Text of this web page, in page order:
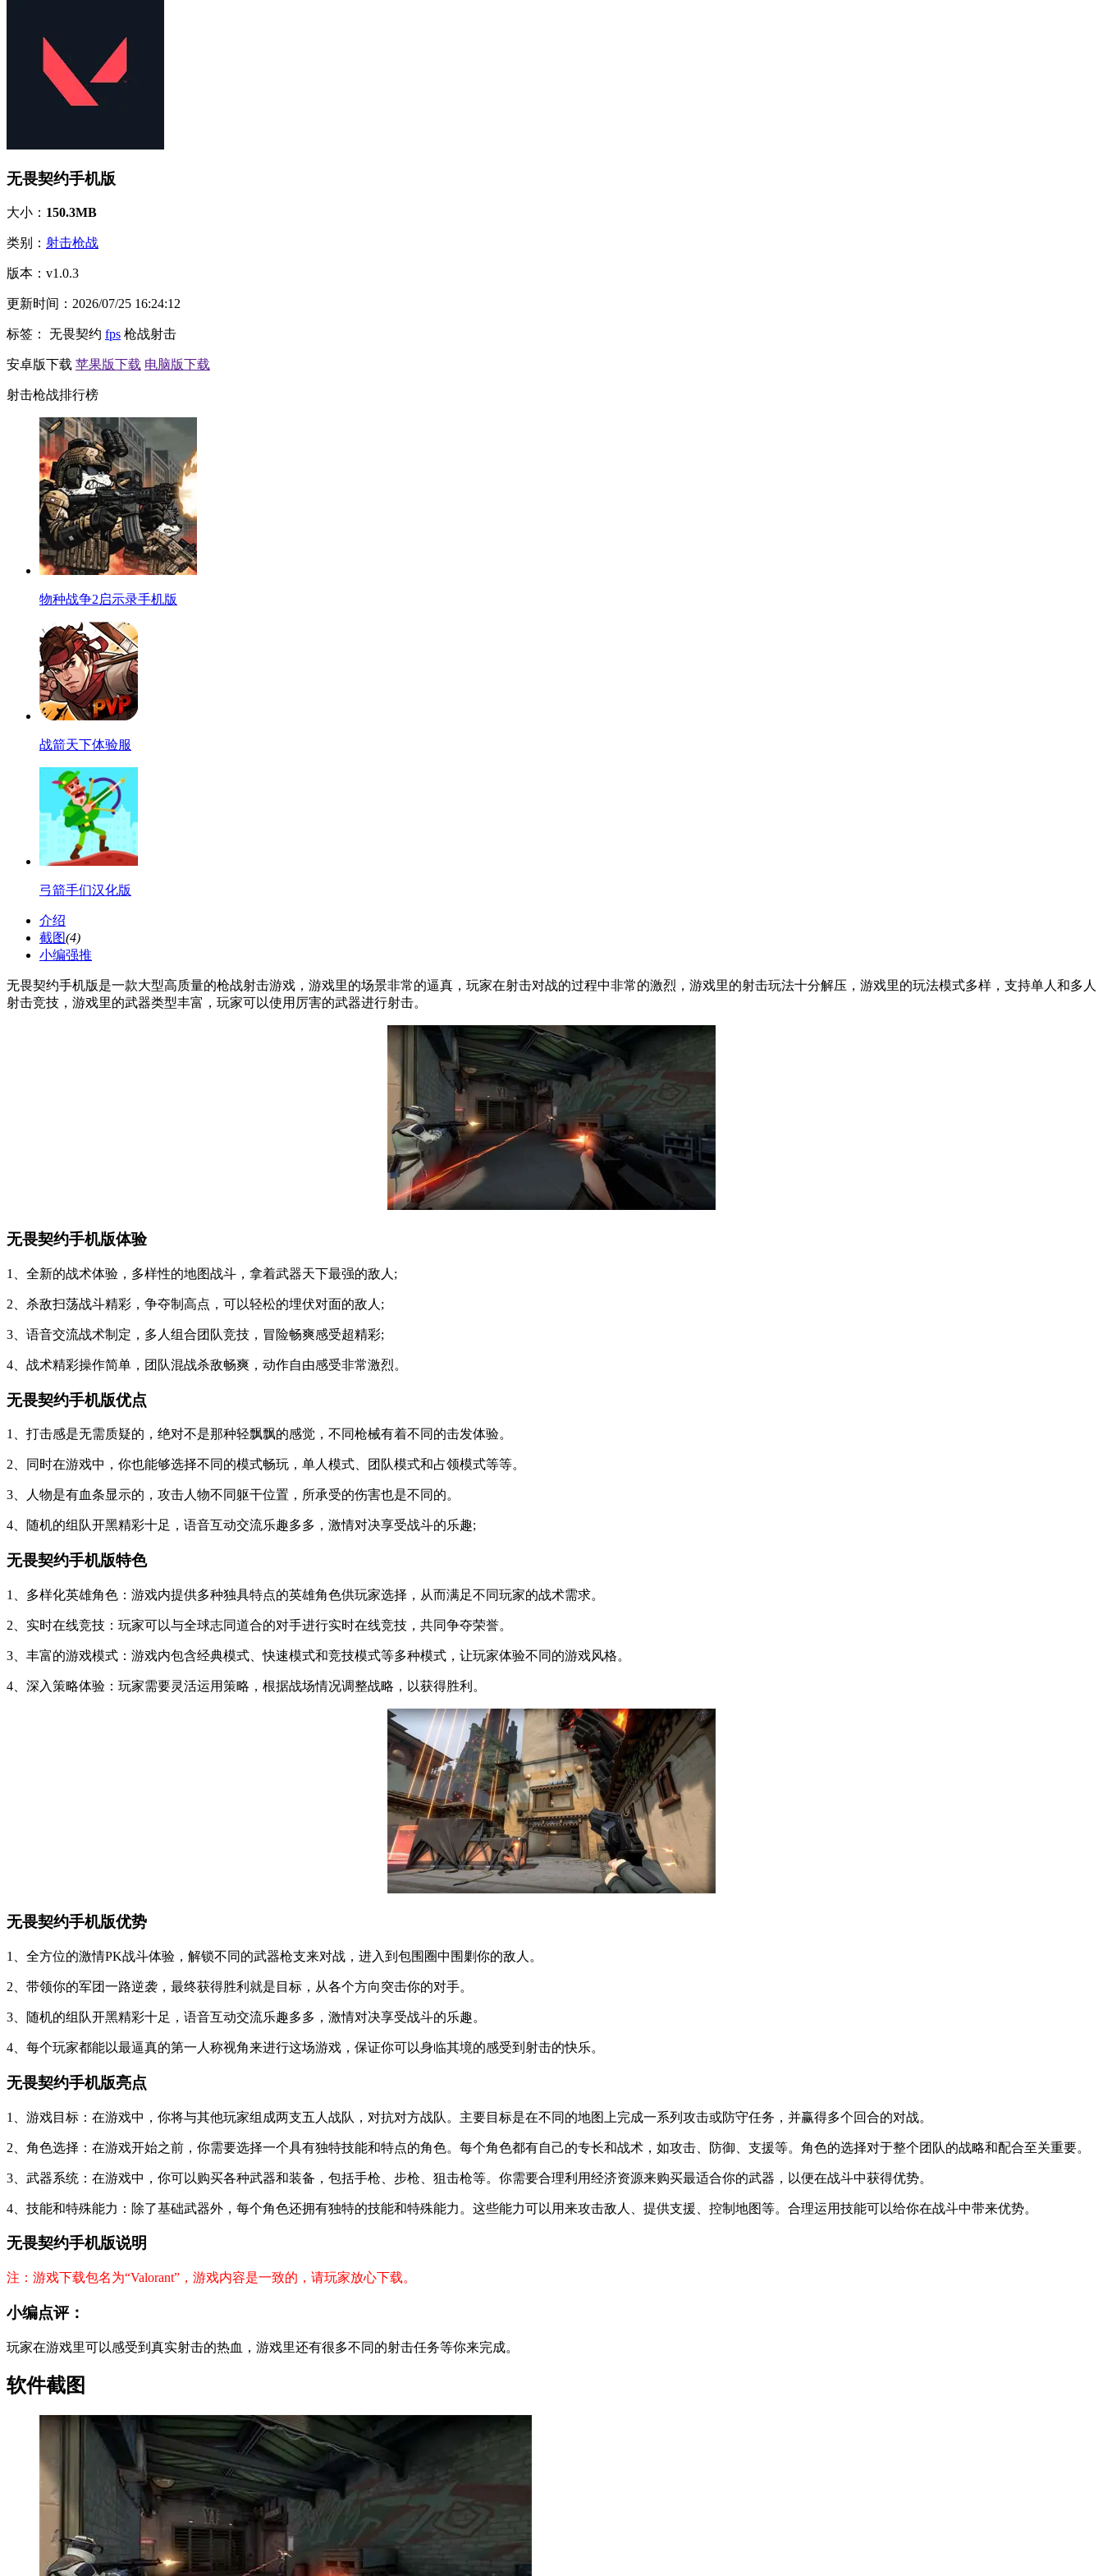
无畏契约手机版
大小： 150.3MB
类别： 射击枪战
版本： v1.0.3
更新时间： 2026/07/25 16:24:12
标签： 无畏契约 fps 枪战射击
安卓版下载 苹果版下载 电脑版下载
射击枪战排行榜
物种战争2启示录手机版
战箭天下体验服
弓箭手们汉化版
介绍
截图(4)
小编强推
无畏契约手机版是一款大型高质量的枪战射击游戏，游戏里的场景非常的逼真，玩家在射击对战的过程中非常的激烈，游戏里的射击玩法十分解压，游戏里的玩法模式多样，支持单人和多人
射击竞技，游戏里的武器类型丰富，玩家可以使用厉害的武器进行射击。
无畏契约手机版体验
1、全新的战术体验，多样性的地图战斗，拿着武器天下最强的敌人;
2、杀敌扫荡战斗精彩，争夺制高点，可以轻松的埋伏对面的敌人;
3、语音交流战术制定，多人组合团队竞技，冒险畅爽感受超精彩;
4、战术精彩操作简单，团队混战杀敌畅爽，动作自由感受非常激烈。
无畏契约手机版优点
1、打击感是无需质疑的，绝对不是那种轻飘飘的感觉，不同枪械有着不同的击发体验。
2、同时在游戏中，你也能够选择不同的模式畅玩，单人模式、团队模式和占领模式等等。
3、人物是有血条显示的，攻击人物不同躯干位置，所承受的伤害也是不同的。
4、随机的组队开黑精彩十足，语音互动交流乐趣多多，激情对决享受战斗的乐趣;
无畏契约手机版特色
1、多样化英雄角色：游戏内提供多种独具特点的英雄角色供玩家选择，从而满足不同玩家的战术需求。
2、实时在线竞技：玩家可以与全球志同道合的对手进行实时在线竞技，共同争夺荣誉。
3、丰富的游戏模式：游戏内包含经典模式、快速模式和竞技模式等多种模式，让玩家体验不同的游戏风格。
4、深入策略体验：玩家需要灵活运用策略，根据战场情况调整战略，以获得胜利。
无畏契约手机版优势
1、全方位的激情PK战斗体验，解锁不同的武器枪支来对战，进入到包围圈中围剿你的敌人。
2、带领你的军团一路逆袭，最终获得胜利就是目标，从各个方向突击你的对手。
3、随机的组队开黑精彩十足，语音互动交流乐趣多多，激情对决享受战斗的乐趣。
4、每个玩家都能以最逼真的第一人称视角来进行这场游戏，保证你可以身临其境的感受到射击的快乐。
无畏契约手机版亮点
1、游戏目标：在游戏中，你将与其他玩家组成两支五人战队，对抗对方战队。主要目标是在不同的地图上完成一系列攻击或防守任务，并赢得多个回合的对战。
2、角色选择：在游戏开始之前，你需要选择一个具有独特技能和特点的角色。每个角色都有自己的专长和战术，如攻击、防御、支援等。角色的选择对于整个团队的战略和配合至关重要。
3、武器系统：在游戏中，你可以购买各种武器和装备，包括手枪、步枪、狙击枪等。你需要合理利用经济资源来购买最适合你的武器，以便在战斗中获得优势。
4、技能和特殊能力：除了基础武器外，每个角色还拥有独特的技能和特殊能力。这些能力可以用来攻击敌人、提供支援、控制地图等。合理运用技能可以给你在战斗中带来优势。
无畏契约手机版说明
注：游戏下载包名为“Valorant”，游戏内容是一致的，请玩家放心下载。
小编点评：
玩家在游戏里可以感受到真实射击的热血，游戏里还有很多不同的射击任务等你来完成。
软件截图